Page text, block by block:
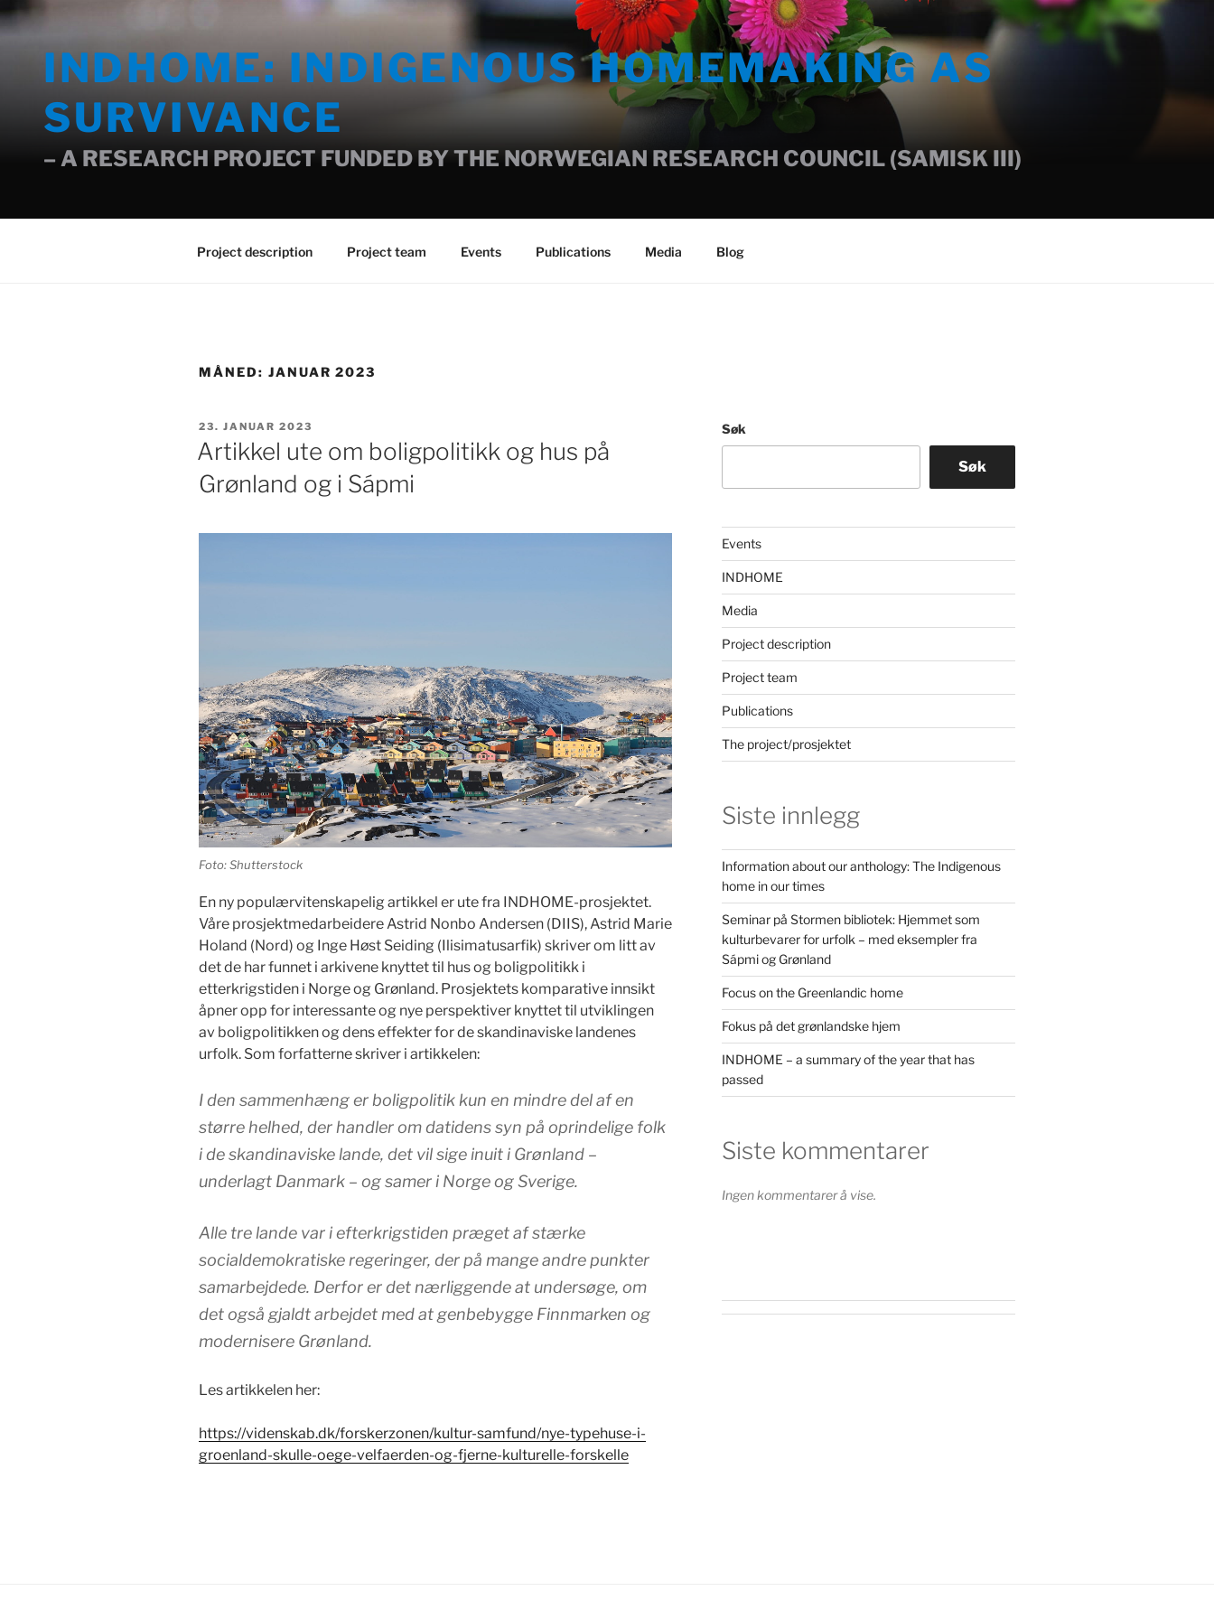
Gå
til
innholdINDHOME: INDIGENOUS HOMEMAKING AS
SURVIVANCE
– A RESEARCH PROJECT FUNDED BY THE NORWEGIAN RESEARCH COUNCIL (SAMISK III)
Project description Project team Events Publications Media Blog
MÅNED: JANUAR 2023
PUBLISERT
23. JANUAR 2023
Artikkel ute om boligpolitikk og hus på
Grønland og i Sápmi
Foto: Shutterstock
En ny populærvitenskapelig artikkel er ute fra INDHOME-prosjektet.
Våre prosjektmedarbeidere Astrid Nonbo Andersen (DIIS), Astrid Marie
Holand (Nord) og Inge Høst Seiding (Ilisimatusarfik) skriver om litt av
det de har funnet i arkivene knyttet til hus og boligpolitikk i
etterkrigstiden i Norge og Grønland. Prosjektets komparative innsikt
åpner opp for interessante og nye perspektiver knyttet til utviklingen
av boligpolitikken og dens effekter for de skandinaviske landenes
urfolk. Som forfatterne skriver i artikkelen:
I den sammenhæng er boligpolitik kun en mindre del af en
større helhed, der handler om datidens syn på oprindelige folk
i de skandinaviske lande, det vil sige inuit i Grønland –
underlagt Danmark – og samer i Norge og Sverige.
Alle tre lande var i efterkrigstiden præget af stærke
socialdemokratiske regeringer, der på mange andre punkter
samarbejdede. Derfor er det nærliggende at undersøge, om
det også gjaldt arbejdet med at genbebygge Finnmarken og
modernisere Grønland.
Les artikkelen her:
https://videnskab.dk/forskerzonen/kultur-samfund/nye-typehuse-i-
groenland-skulle-oege-velfaerden-og-fjerne-kulturelle-forskelle
Søk
Søk
Events
INDHOME
Media
Project description
Project team
Publications
The project/prosjektet
Siste innlegg
Information about our anthology: The Indigenous
home in our times
Seminar på Stormen bibliotek: Hjemmet som
kulturbevarer for urfolk – med eksempler fra
Sápmi og Grønland
Focus on the Greenlandic home
Fokus på det grønlandske hjem
INDHOME – a summary of the year that has
passed
Siste kommentarer
Ingen kommentarer å vise.